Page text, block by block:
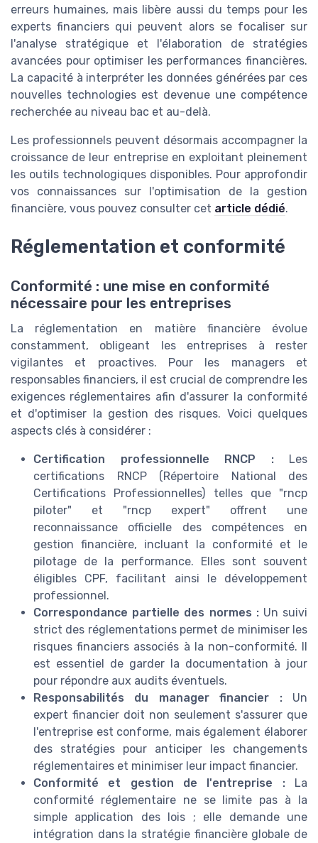
erreurs humaines, mais libère aussi du temps pour les
experts financiers qui peuvent alors se focaliser sur
l'analyse stratégique et l'élaboration de stratégies
avancées pour optimiser les performances financières.
La capacité à interpréter les données générées par ces
nouvelles technologies est devenue une compétence
recherchée au niveau bac et au-delà.
Les professionnels peuvent désormais accompagner la
croissance de leur entreprise en exploitant pleinement
les outils technologiques disponibles. Pour approfondir
vos connaissances sur l'optimisation de la gestion
financière, vous pouvez consulter cet article dédié.
Réglementation et conformité
Conformité : une mise en conformité
nécessaire pour les entreprises
La réglementation en matière financière évolue
constamment, obligeant les entreprises à rester
vigilantes et proactives. Pour les managers et
responsables financiers, il est crucial de comprendre les
exigences réglementaires afin d'assurer la conformité
et d'optimiser la gestion des risques. Voici quelques
aspects clés à considérer :
Certification professionnelle RNCP :Les
certifications RNCP (Répertoire National des
Certifications Professionnelles) telles que "rncp
piloter" et "rncp expert" offrent une
reconnaissance officielle des compétences en
gestion financière, incluant la conformité et le
pilotage de la performance. Elles sont souvent
éligibles CPF, facilitant ainsi le développement
professionnel.
Correspondance partielle des normes :Un suivi
strict des réglementations permet de minimiser les
risques financiers associés à la non-conformité. Il
est essentiel de garder la documentation à jour
pour répondre aux audits éventuels.
Responsabilités du manager financier :Un
expert financier doit non seulement s'assurer que
l'entreprise est conforme, mais également élaborer
des stratégies pour anticiper les changements
réglementaires et minimiser leur impact financier.
Conformité et gestion de l'entreprise :La
conformité réglementaire ne se limite pas à la
simple application des lois ; elle demande une
intégration dans la stratégie financière globale de